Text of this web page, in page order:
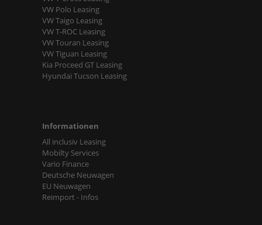
VW Polo Leasing
VW Taigo Leasing
VW T-ROC Leasing
VW Touran Leasing
VW Tiguan Leasing
Kia Proceed GT Leasing
Hyundai Tucson Leasing
Informationen
All inclusiv Leasing
Mobilty Services
Vario Finance
Deutsche Neuwagen
EU Neuwagen
Reimport - Infos